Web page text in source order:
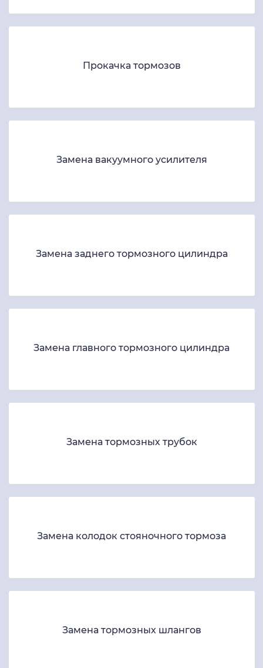
Прокачка тормозов
Замена вакуумного усилителя
Замена заднего тормозного цилиндра
Замена главного тормозного цилиндра
Замена тормозных трубок
Замена колодок стояночного тормоза
Замена тормозных шлангов